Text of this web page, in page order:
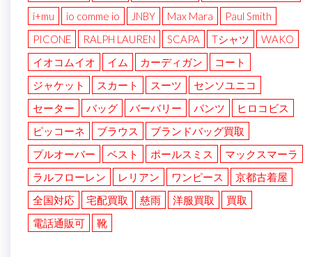
i+mu io comme io JNBY Max Mara
Paul Smith
PICONE
RALPH LAUREN SCAPA Tシャツ
WAKO
イオコムイオ
イム カーディガン
コート
ジャケット
スカート スーツ
センソユニコ
セーター
バッグ バーバリー パンツ
ヒロコビス
ピッコーネ
ブラウス
ブランドバッグ買取
プルオーバー
ベスト ポールスミス
マックスマーラ
ラルフローレン
レリアン ワンピース
京都古着屋
全国対応
宅配買取 慈雨 洋服買取
買取
電話通販可
靴